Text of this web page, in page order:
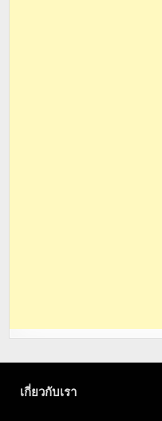
เกี่ยวกับเรา